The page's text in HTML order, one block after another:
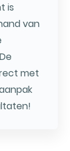
is
van
met